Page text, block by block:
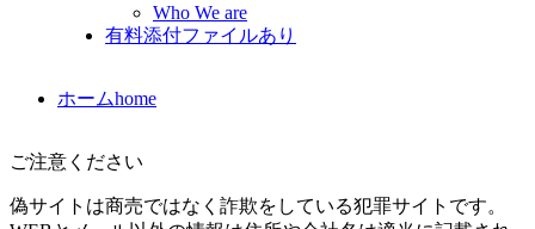
Who We are
有料添付ファイルあり
ホームhome
ご注意ください
偽サイトは商売ではなく詐欺をしている犯罪サイトです。